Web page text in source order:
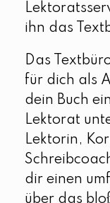
ihn das
Das
für dich als
dein Buch
Lektorat
Lektorin,
dir einen
über das